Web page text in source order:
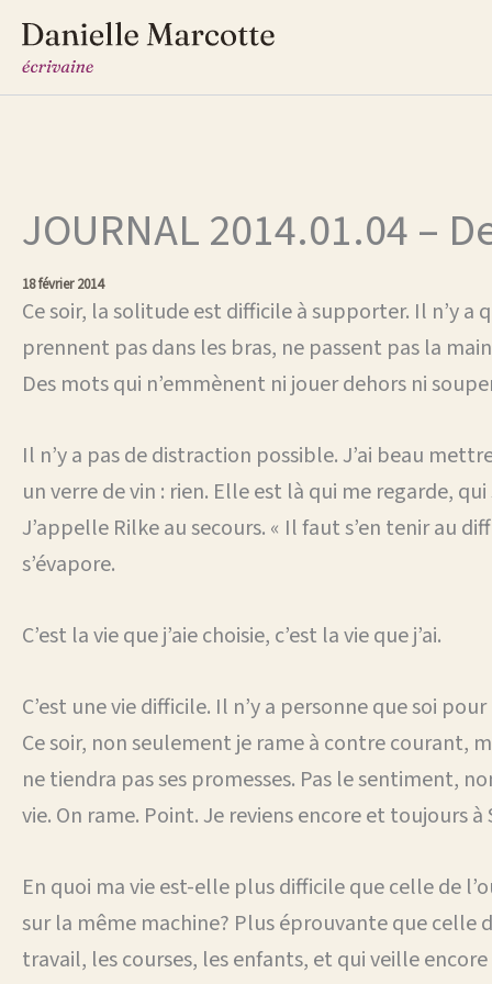
Aller
contenu
JOURNAL 2014.01.04 –
18 février 2014
Ce soir, la solitude est difficile à supporter. Il n’y a
prennent pas dans les bras, ne passent pas la
Des mots qui n’emmènent ni jouer dehors ni
Il n’y a pas de distraction possible. J’ai beau
un verre de vin : rien. Elle est là qui me regarde,
J’appelle Rilke au secours. « Il faut s’en tenir au
s’évapore.
C’est la vie que j’aie choisie, c’est la vie que j’ai.
C’est une vie difficile. Il n’y a personne que soi
Ce soir, non seulement je rame à contre courant,
ne tiendra pas ses promesses. Pas le sentiment,
vie. On rame. Point. Je reviens encore et toujours à
En quoi ma vie est-elle plus difficile que celle de
sur la même machine? Plus éprouvante que celle
travail, les courses, les enfants, et qui veille